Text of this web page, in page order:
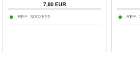
7,80EUR
REF: 3002855 REF: